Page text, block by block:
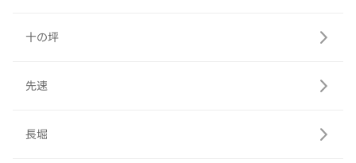
十の坪
先速
長堀